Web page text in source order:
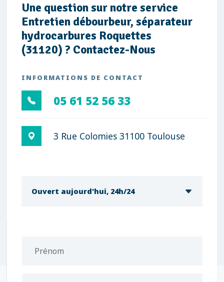
Une question sur notre service
Entretien débourbeur, séparateur
hydrocarbures Roquettes
(31120) ? Contactez-Nous
INFORMATIONS DE CONTACT
05 61 52 56 33
3 Rue Colomies 31100 Toulouse
Ouvert aujourd'hui, 24h/24
Prénom